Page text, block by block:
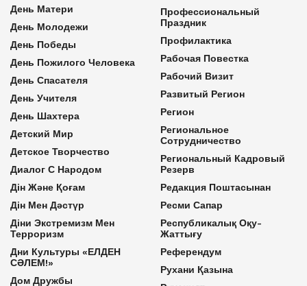
День Матери
День Молодежи
День Победы
День Пожилого Человека
День Спасателя
День Учителя
День Шахтера
Детский Мир
Детское Творчество
Диалог С Народом
Дін Және Қоғам
Дін Мен Дәстүр
Діни Экстремизм Мен
Терроризм
Дни Культуры «ЕЛДЕН
СӘЛЕМ!»
Дом Дружбы
Профессиональный
Праздник
Профилактика
Рабочая Повестка
Рабочий Визит
Развитый Регион
Регион
Региональное
Сотрудничество
Региональный Кадровый
Резерв
Редакция Поштасынан
Ресми Сапар
Республикалық Оқу-
Жаттығу
Референдум
Рухани Қазына